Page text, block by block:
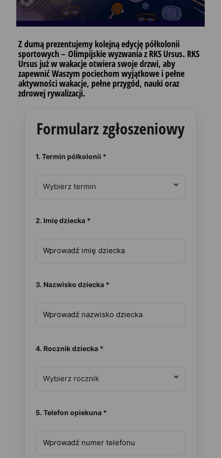
Z dumą prezentujemy kolejną edycję półkolonii
sportowych – Olimpijskie wyzwania z RKS Ursus. RKS
Ursus już w wakacje otwiera swoje drzwi, aby
zapewnić Waszym pociechom wyjątkowe i pełne
aktywności wakacje, pełne przygód, nauki oraz
zdrowej rywalizacji.
Formularz zgłoszeniowy
1. Termin półkolonii *
2. Imię dziecka *
3. Nazwisko dziecka *
4. Rocznik dziecka *
5. Telefon opiekuna *